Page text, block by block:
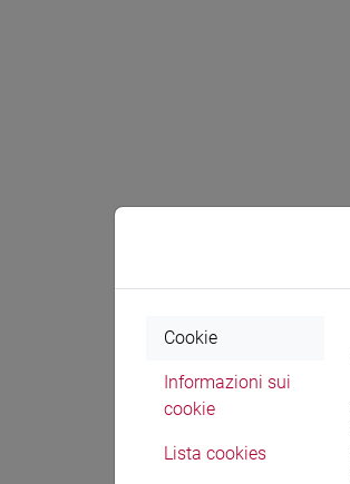
Cookie
Informazioni sui
cookie
Lista cookies